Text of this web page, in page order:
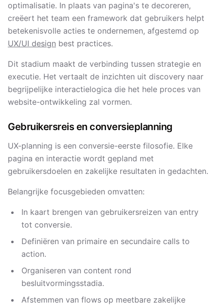
optimalisatie. In plaats van pagina's te decoreren,
creëert het team een framework dat gebruikers helpt
betekenisvolle acties te ondernemen, afgestemd op
UX/UI design best practices.
Dit stadium maakt de verbinding tussen strategie en
executie. Het vertaalt de inzichten uit discovery naar
begrijpelijke interactielogica die het hele proces van
website-ontwikkeling zal vormen.
Gebruikersreis en conversieplanning
UX-planning is een conversie-eerste filosofie. Elke
pagina en interactie wordt gepland met
gebruikersdoelen en zakelijke resultaten in gedachten.
Belangrijke focusgebieden omvatten:
In kaart brengen van gebruikersreizen van entry
tot conversie.
Definiëren van primaire en secundaire calls to
action.
Organiseren van content rond
besluitvormingsstadia.
Afstemmen van flows op meetbare zakelijke